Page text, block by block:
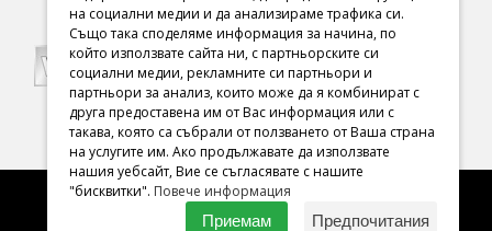
на социални медии и да анализираме трафика си.
Също така споделяме информация за начина, по
който използвате сайта ни, с партньорските си
социални медии, рекламните си партньори и
партньори за анализ, които може да я комбинират с
друга предоставена им от Вас информация или с
такава, която са събрали от ползването от Ваша страна
на услугите им. Ако продължавате да използвате
нашия уебсайт, Вие се съгласявате с нашите
"бисквитки". Повече информация
Приемам
Предпочитания